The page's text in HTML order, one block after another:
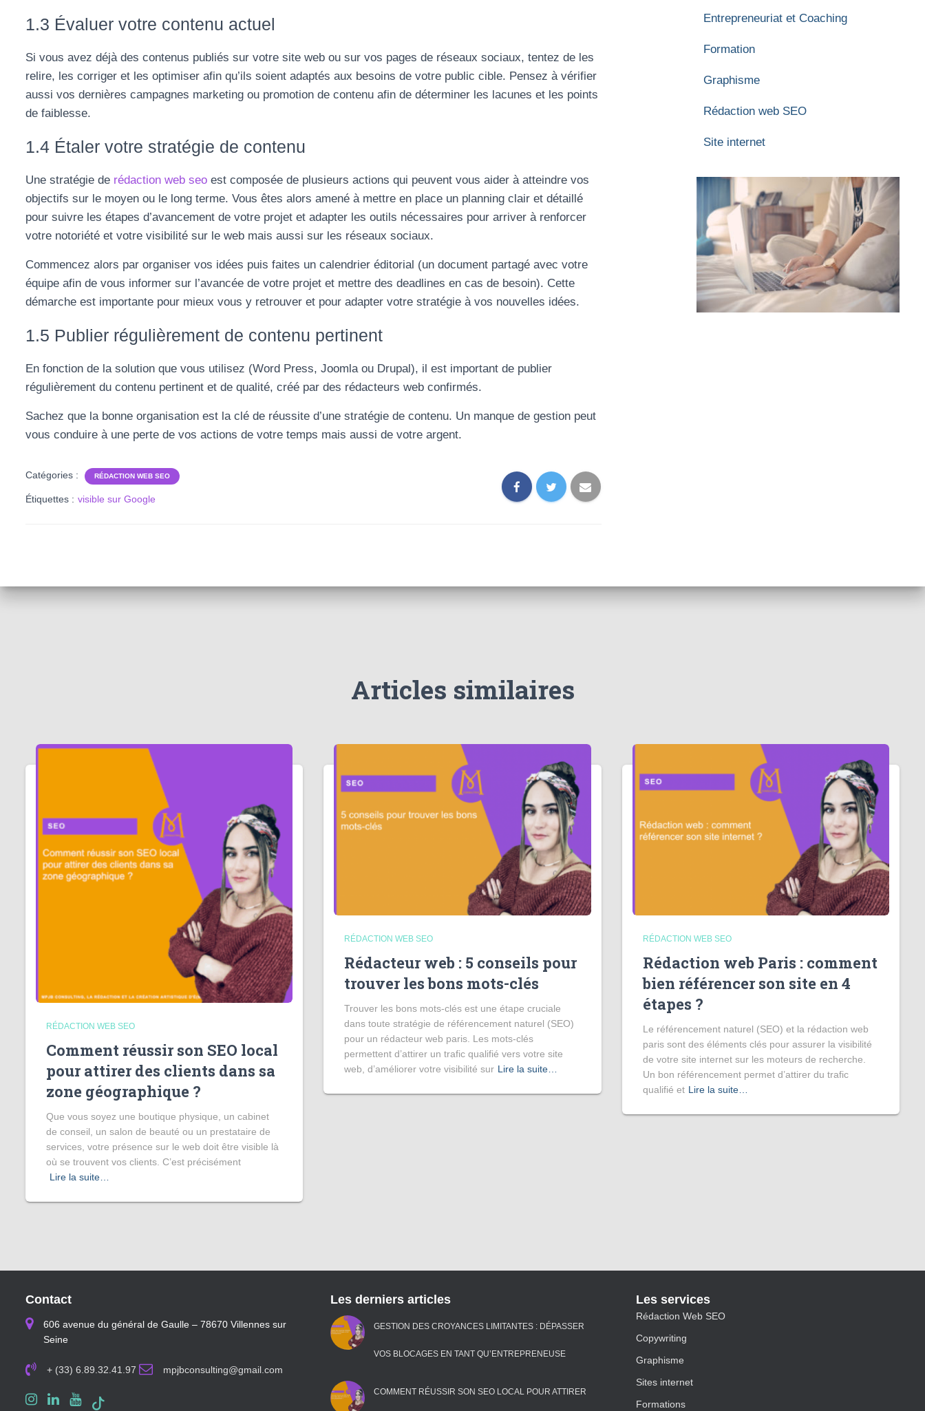
1.3 Évaluer votre contenu actuel
Si vous avez déjà des contenus publiés sur votre site web ou sur vos pages de réseaux sociaux, tentez de les
relire, les corriger et les optimiser afin qu’ils soient adaptés aux besoins de votre public cible. Pensez à vérifier
aussi vos dernières campagnes marketing ou promotion de contenu afin de déterminer les lacunes et les points
de faiblesse.
1.4 Étaler votre stratégie de contenu
Une stratégie de rédaction web seo est composée de plusieurs actions qui peuvent vous aider à atteindre vos
objectifs sur le moyen ou le long terme. Vous êtes alors amené à mettre en place un planning clair et détaillé
pour suivre les étapes d’avancement de votre projet et adapter les outils nécessaires pour arriver à renforcer
votre notoriété et votre visibilité sur le web mais aussi sur les réseaux sociaux.
Commencez alors par organiser vos idées puis faites un calendrier éditorial (un document partagé avec votre
équipe afin de vous informer sur l’avancée de votre projet et mettre des deadlines en cas de besoin). Cette
démarche est importante pour mieux vous y retrouver et pour adapter votre stratégie à vos nouvelles idées.
1.5 Publier régulièrement de contenu pertinent
En fonction de la solution que vous utilisez (Word Press, Joomla ou Drupal), il est important de publier
régulièrement du contenu pertinent et de qualité, créé par des rédacteurs web confirmés.
Sachez que la bonne organisation est la clé de réussite d’une stratégie de contenu. Un manque de gestion peut
vous conduire à une perte de vos actions de votre temps mais aussi de votre argent.
Catégories : RÉDACTION WEB SEO
Étiquettes : visible sur Google
Entrepreneuriat et Coaching
Formation
Graphisme
Rédaction web SEO
Site internet
Articles similaires
RÉDACTION WEB SEO
Comment réussir son SEO local
pour attirer des clients dans sa
zone géographique ?
Que vous soyez une boutique physique, un cabinet
de conseil, un salon de beauté ou un prestataire de
services, votre présence sur le web doit être visible là
où se trouvent vos clients. C’est précisément
Lire la suite…
RÉDACTION WEB SEO
Rédacteur web : 5 conseils pour
trouver les bons mots-clés
Trouver les bons mots-clés est une étape cruciale
dans toute stratégie de référencement naturel (SEO)
pour un rédacteur web paris. Les mots-clés
permettent d’attirer un trafic qualifié vers votre site
web, d’améliorer votre visibilité sur Lire la suite…
RÉDACTION WEB SEO
Rédaction web Paris : comment
bien référencer son site en 4
étapes ?
Le référencement naturel (SEO) et la rédaction web
paris sont des éléments clés pour assurer la visibilité
de votre site internet sur les moteurs de recherche.
Un bon référencement permet d’attirer du trafic
qualifié et Lire la suite…
Contact
606 avenue du général de Gaulle – 78670 Villennes sur
Seine
+ (33) 6.89.32.41.97 mpjbconsulting@gmail.com
Les derniers articles
GESTION DES CROYANCES LIMITANTES : DÉPASSER
VOS BLOCAGES EN TANT QU’ENTREPRENEUSE
COMMENT RÉUSSIR SON SEO LOCAL POUR ATTIRER
Les services
Rédaction Web SEO
Copywriting
Graphisme
Sites internet
Formations